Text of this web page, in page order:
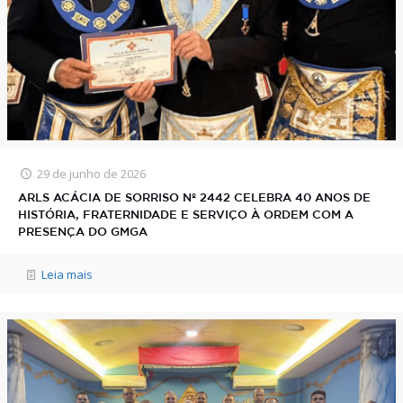
29 de junho de 2026
ARLS ACÁCIA DE SORRISO Nº 2442 CELEBRA 40 ANOS DE
HISTÓRIA, FRATERNIDADE E SERVIÇO À ORDEM COM A
PRESENÇA DO GMGA
Leia mais